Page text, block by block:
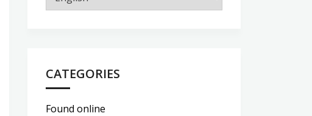
CATEGORIES
Found online